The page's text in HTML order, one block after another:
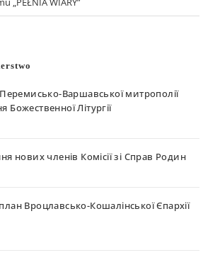
Варшавської митрополії
Літургії
нових членів Комісії зі Справ Родин
Вроцлавсько-Кошалінської Єпархії